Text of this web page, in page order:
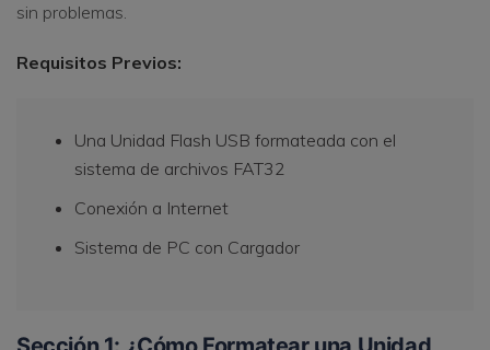
sin problemas.
Requisitos Previos:
Una Unidad Flash USB formateada con el
sistema de archivos FAT32
Conexión a Internet
Sistema de PC con Cargador